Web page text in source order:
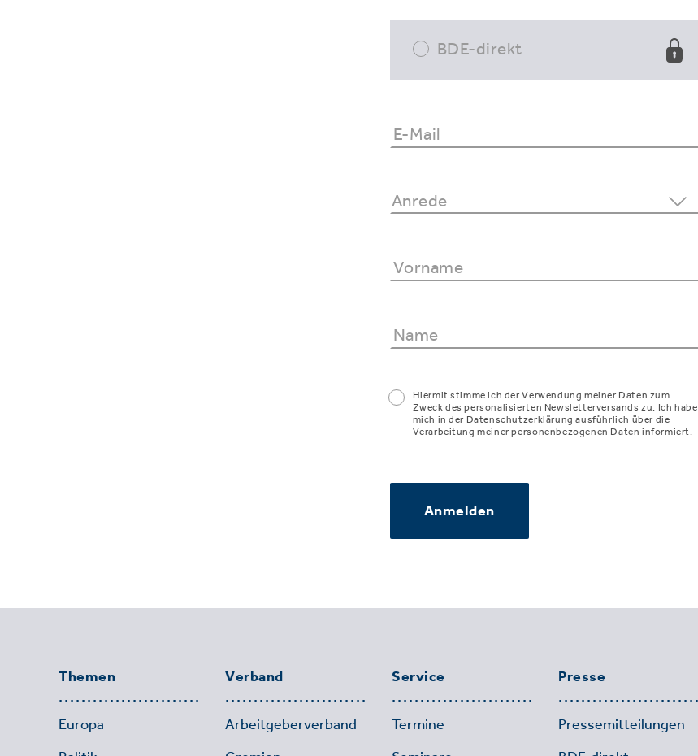
BDE-direkt
Hiermit stimme ich der Verwendung meiner Daten zum
Zweck des personalisierten Newsletterversands zu. Ich habe
mich in der Datenschutzerklärung ausführlich über die
Verarbeitung meiner personenbezogenen Daten informiert.
Anmelden
Themen
Europa
Verband
Arbeitgeberverband
Service
Termine
Presse
Pressemitteilungen